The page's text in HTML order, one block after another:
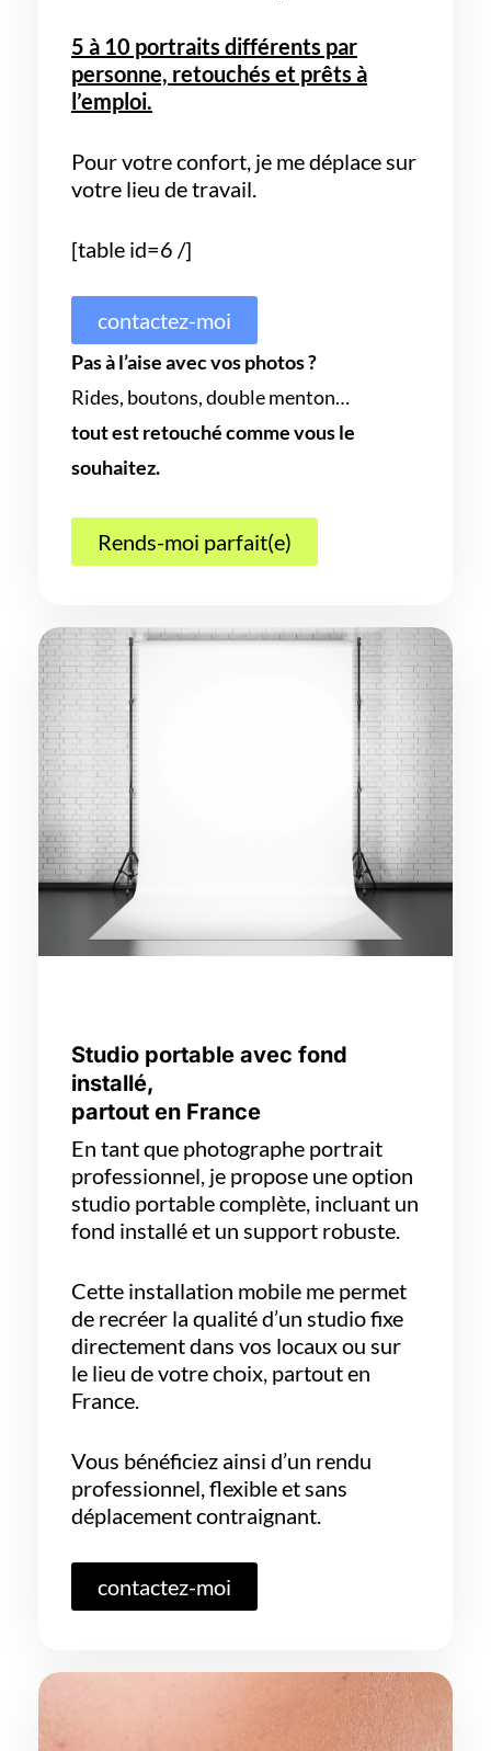
5 à 10 portraits différents par
personne, retouchés et prêts à
l’emploi.
Pour votre confort, je me déplace sur
votre lieu de travail.
[table id=6 /]
contactez-moi
Pas à l’aise avec vos photos ?
Rides, boutons, double menton…
tout est retouché comme vous le
souhaitez.
Rends-moi parfait(e)
Studio portable avec fond
installé,
partout en France
En tant que photographe portrait
professionnel, je propose une option
studio portable complète, incluant un
fond installé et un support robuste.
Cette installation mobile me permet
de recréer la qualité d’un studio fixe
directement dans vos locaux ou sur
le lieu de votre choix, partout en
France.
Vous bénéficiez ainsi d’un rendu
professionnel, flexible et sans
déplacement contraignant.
contactez-moi